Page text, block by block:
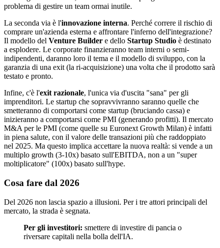
problema di gestire un team ormai inutile.
La seconda via è l'innovazione interna. Perché correre il rischio di
comprare un'azienda esterna e affrontare l'inferno dell'integrazione?
Il modello del Venture Builder e dello Startup Studio è destinato
a esplodere. Le corporate finanzieranno team interni o semi-
indipendenti, daranno loro il tema e il modello di sviluppo, con la
garanzia di una exit (la ri-acquisizione) una volta che il prodotto sarà
testato e pronto.
Infine, c'è l'exit razionale, l'unica via d'uscita "sana" per gli
imprenditori. Le startup che sopravvivranno saranno quelle che
smetteranno di comportarsi come startup (bruciando cassa) e
inizieranno a comportarsi come PMI (generando profitti). Il mercato
M&A per le PMI (come quelle su Euronext Growth Milan) è infatti
in piena salute, con il valore delle transazioni più che raddoppiato
nel 2025. Ma questo implica accettare la nuova realtà: si vende a un
multiplo growth (3-10x) basato sull'EBITDA, non a un "super
moltiplicatore" (100x) basato sull'hype.
Cosa fare dal 2026
Del 2026 non lascia spazio a illusioni. Per i tre attori principali del
mercato, la strada è segnata.
Per gli investitori: smettere di investire di pancia o
riversare capitali nella bolla dell'IA.